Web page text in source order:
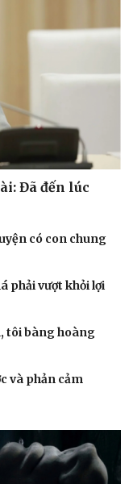
Đã đến lúc
có con chung
phải vượt khỏi lợi
tôi bàng hoàng
và phản cảm